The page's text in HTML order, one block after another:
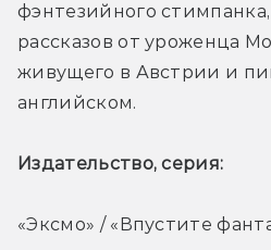
фэнтезийного
рассказов от уроженца
живущего в Австрии и
английском.
Издательство, серия:
«Эксмо» / «Впустите